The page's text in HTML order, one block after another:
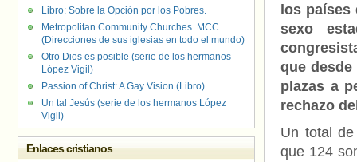
los
sexo
que
plazas a
rechazo
Un total
que 124
Libro: Sobre la Opción por los Pobres.
Metropolitan Community Churches. MCC.
(Direcciones de sus iglesias en todo el mundo)
Otro Dios es posible (serie de los hermanos
López Vigil)
Passion of Christ: A Gay Vision (Libro)
Un tal Jesús (serie de los hermanos López
Vigil)
Enlaces cristianos